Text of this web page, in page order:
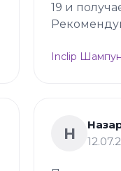
19 и
Inclip
Н